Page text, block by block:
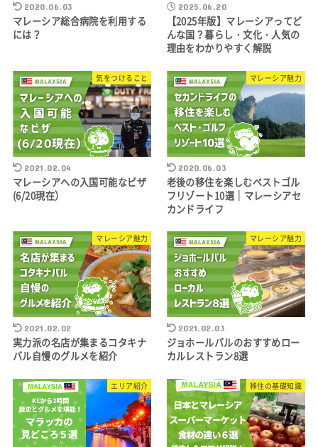
2020.06.03
マレーシア総合病院を利用する
には？
2025.06.20
【2025年版】マレーシアってど
んな国？暮らし・文化・人気の
理由をわかりやすく解説
気をつけること
2021.02.04
マレーシアへの入国可能なビザ
(6/20現在）
マレーシア魅力
2020.06.03
老後の移住を楽しむベストゴル
フリゾート10選｜マレーシアセ
カンドライフ
マレーシア魅力
2021.02.02
実力派の名店が集まるコタキナ
バル自慢のグルメを紹介
マレーシア魅力
2021.02.03
ジョホールバルのおすすめロー
カルレストラン8選
エリア紹介 移住の基礎知識